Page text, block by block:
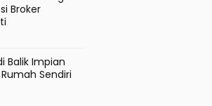
Broker
Balik Impian
Sendiri